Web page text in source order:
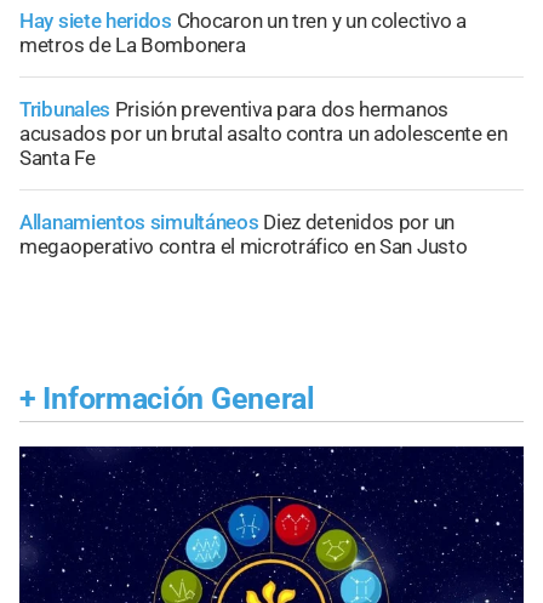
Hay siete heridos Chocaron un tren y un colectivo a
metros de La Bombonera
Tribunales Prisión preventiva para dos hermanos
acusados por un brutal asalto contra un adolescente en
Santa Fe
Allanamientos simultáneos Diez detenidos por un
megaoperativo contra el microtráfico en San Justo
+ Información General